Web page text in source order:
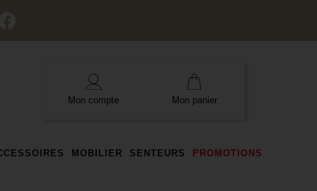
Mon compte Mon panier
MOBILIER SENTEURS PROMOTIONS